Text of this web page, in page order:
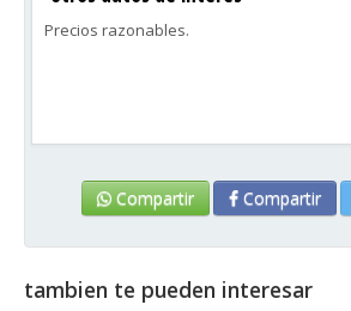
Precios razonables.
Compartir Compartir
tambien te pueden interesar